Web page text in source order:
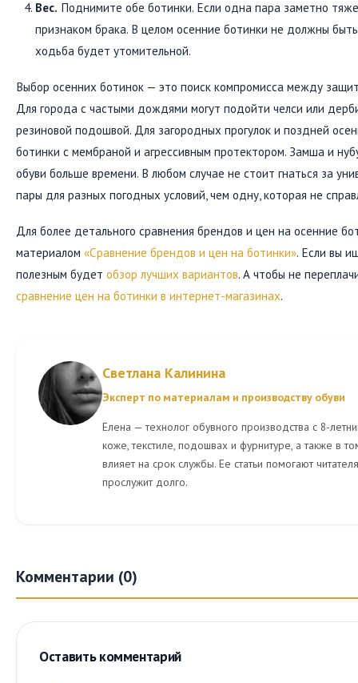
Вес. Поднимите обе ботинки. Если одна пара заметно
признаком брака. В целом осенние ботинки не должны
ходьба будет утомительной.
Выбор осенних ботинок — это поиск компромисса между
Для города с частыми дождями могут подойти челси или
резиновой подошвой. Для загородных прогулок и поздней
ботинки с мембраной и агрессивным протектором. Замша и
обуви больше времени. В любом случае не стоит гнаться за
пары для разных погодных условий, чем одну, которая не
Для более детального сравнения брендов и цен на осенние
материалом «Сравнение брендов и цен на ботинки». Если вы
полезным будет обзор лучших вариантов. А чтобы не
сравнение цен на ботинки в интернет-магазинах.
Светлана Калинина
Эксперт по материалам и производству обуви
Елена — технолог обувного производства с 8-
коже, текстиле, подошвах и фурнитуре, а также в
влияет на срок службы. Ее статьи помогают
прослужит долго.
Комментарии (0)
Оставить комментарий